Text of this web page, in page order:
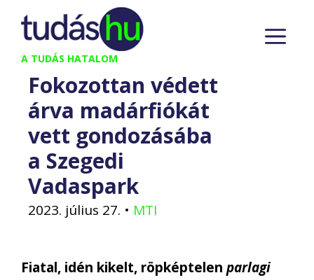
Kilépés
tartalomba
A TUDÁS HATALOM
Fokozottan védett
árva madárfiókát
vett gondozásába
a Szegedi
Vadaspark
2023. július 27. • MTI
Fiatal, idén kikelt, röpképtelen parlagi